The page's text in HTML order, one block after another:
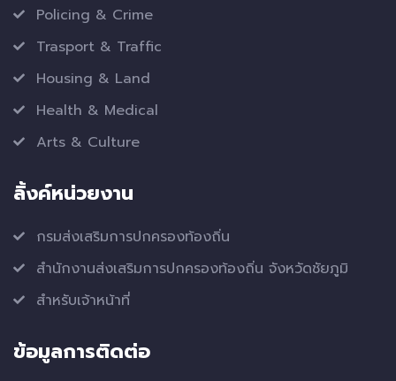
Policing & Crime
Trasport & Traffic
Housing & Land
Health & Medical
Arts & Culture
ลิ้งค์หน่วยงาน
กรมส่งเสริมการปกครองท้องถิ่น
สำนักงานส่งเสริมการปกครองท้องถิ่น จังหวัดชัยภูมิ
สำหรับเจ้าหน้าที่
ข้อมูลการติดต่อ